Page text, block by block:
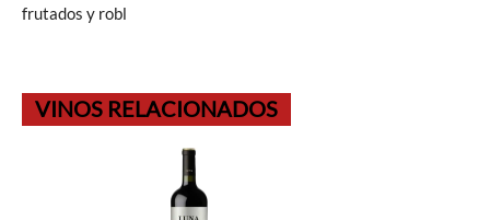
frutados y robl
VINOS RELACIONADOS